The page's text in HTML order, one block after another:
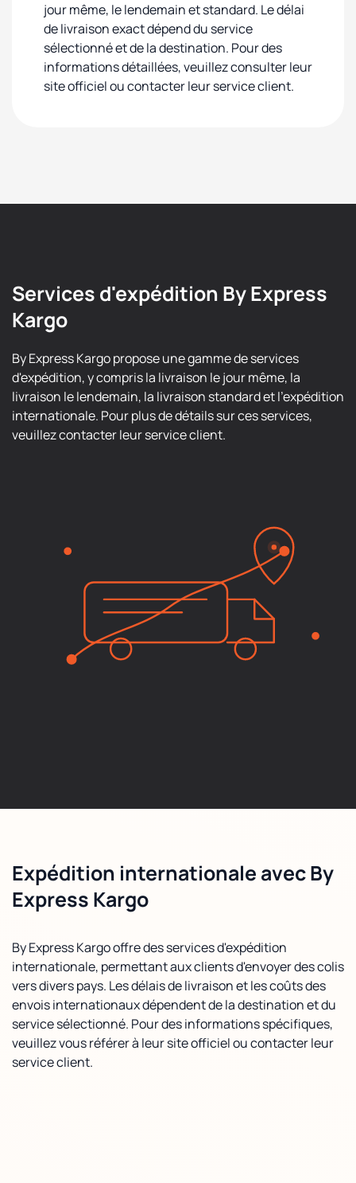
jour même, le lendemain et standard. Le délai
de livraison exact dépend du service
sélectionné et de la destination. Pour des
informations détaillées, veuillez consulter leur
site officiel ou contacter leur service client.
Services d'expédition By Express
Kargo
By Express Kargo propose une gamme de services
d'expédition, y compris la livraison le jour même, la
livraison le lendemain, la livraison standard et l'expédition
internationale. Pour plus de détails sur ces services,
veuillez contacter leur service client.
Expédition internationale avec By
Express Kargo
By Express Kargo offre des services d'expédition
internationale, permettant aux clients d'envoyer des colis
vers divers pays. Les délais de livraison et les coûts des
envois internationaux dépendent de la destination et du
service sélectionné. Pour des informations spécifiques,
veuillez vous référer à leur site officiel ou contacter leur
service client.